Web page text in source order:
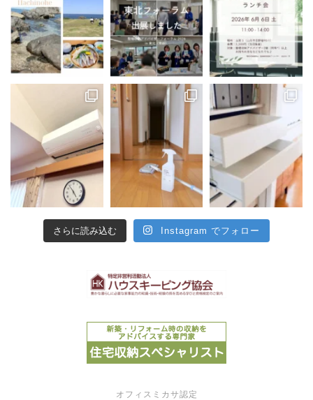
さらに読み込む Instagram でフォロー
オフィスミカサ認定